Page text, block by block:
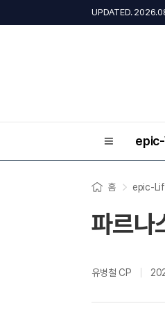
UPDATED.
홈 epic-
파르나
유병철 CP